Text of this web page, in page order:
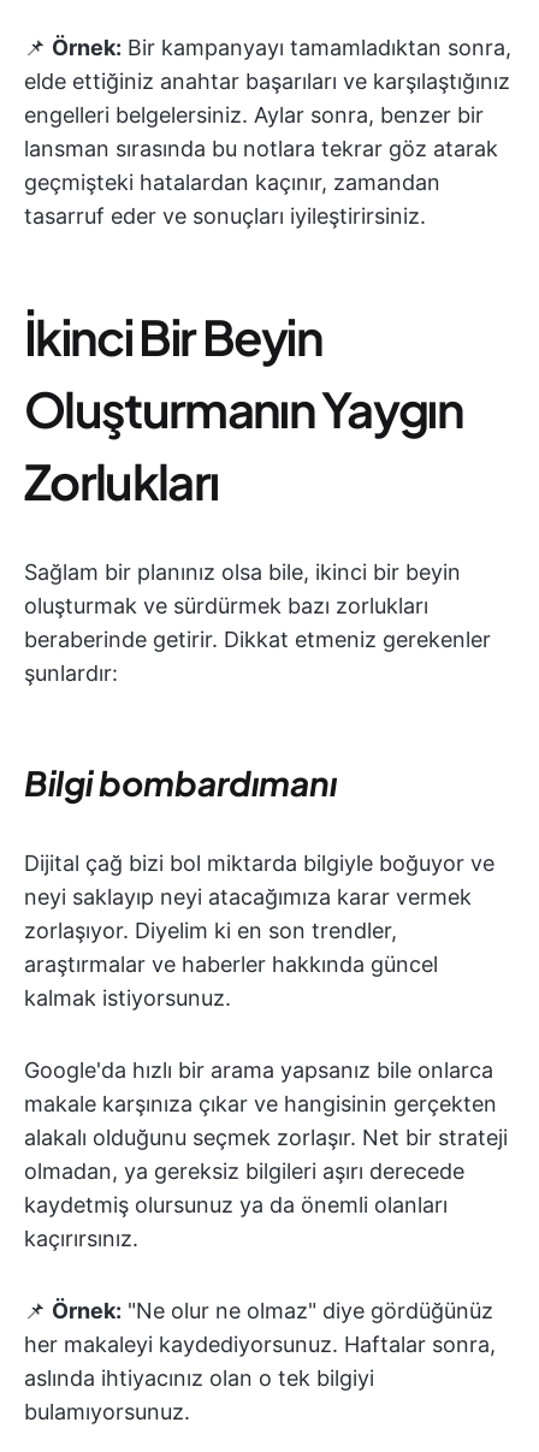
📌 Örnek: Bir kampanyayı tamamladıktan sonra,
elde ettiğiniz anahtar başarıları ve karşılaştığınız
engelleri belgelersiniz. Aylar sonra, benzer bir
lansman sırasında bu notlara tekrar göz atarak
geçmişteki hatalardan kaçınır, zamandan
tasarruf eder ve sonuçları iyileştirirsiniz.
İkinci Bir Beyin
Oluşturmanın Yaygın
Zorlukları
Sağlam bir planınız olsa bile, ikinci bir beyin
oluşturmak ve sürdürmek bazı zorlukları
beraberinde getirir. Dikkat etmeniz gerekenler
şunlardır:
Bilgi bombardımanı
Dijital çağ bizi bol miktarda bilgiyle boğuyor ve
neyi saklayıp neyi atacağımıza karar vermek
zorlaşıyor. Diyelim ki en son trendler,
araştırmalar ve haberler hakkında güncel
kalmak istiyorsunuz.
Google'da hızlı bir arama yapsanız bile onlarca
makale karşınıza çıkar ve hangisinin gerçekten
alakalı olduğunu seçmek zorlaşır. Net bir strateji
olmadan, ya gereksiz bilgileri aşırı derecede
kaydetmiş olursunuz ya da önemli olanları
kaçırırsınız.
📌 Örnek: "Ne olur ne olmaz" diye gördüğünüz
her makaleyi kaydediyorsunuz. Haftalar sonra,
aslında ihtiyacınız olan o tek bilgiyi
bulamıyorsunuz.